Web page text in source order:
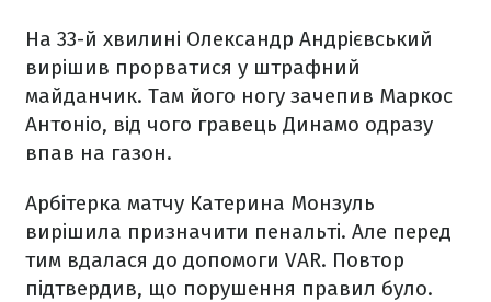
На 33-й хвилині Олександр Андрієвський
вирішив прорватися у штрафний
майданчик. Там його ногу зачепив Маркос
Антоніо, від чого гравець Динамо одразу
впав на газон.
Арбітерка матчу Катерина Монзуль
вирішила призначити пенальті. Але перед
тим вдалася до допомоги VAR. Повтор
підтвердив, що порушення правил було.